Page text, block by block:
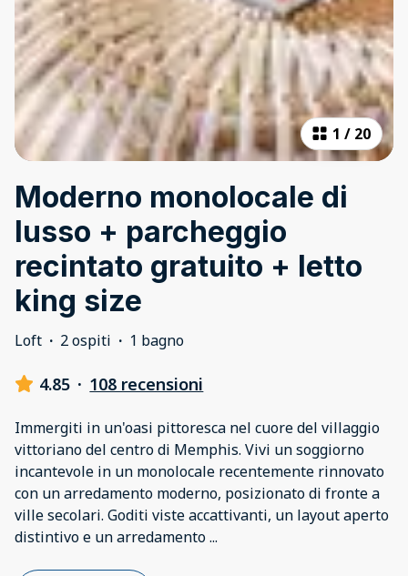
1 / 20
Moderno monolocale di
lusso + parcheggio
recintato gratuito + letto
king size
Loft · 2 ospiti · 1 bagno
4.85 · 108 recensioni
Immergiti in un'oasi pittoresca nel cuore del villaggio
vittoriano del centro di Memphis. Vivi un soggiorno
incantevole in un monolocale recentemente rinnovato
con un arredamento moderno, posizionato di fronte a
ville secolari. Goditi viste accattivanti, un layout aperto
distintivo e un arredamento...